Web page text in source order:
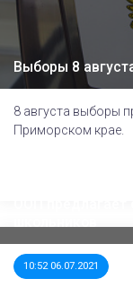
Выборы 8
8 августа выборы
Приморском крае.
10:52 06.07.2021